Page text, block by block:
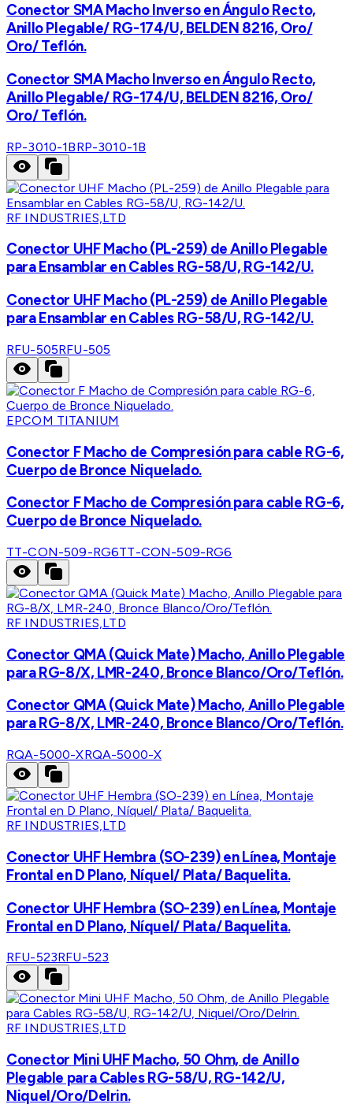
Conector SMA Macho Inverso en Ángulo Recto,
Anillo Plegable/ RG-174/U, BELDEN 8216, Oro/
Oro/ Teflón.
Conector SMA Macho Inverso en Ángulo Recto,
Anillo Plegable/ RG-174/U, BELDEN 8216, Oro/
Oro/ Teflón.
RP-3010-1BRP-3010-1B
RF INDUSTRIES,LTD
Conector UHF Macho (PL-259) de Anillo Plegable
para Ensamblar en Cables RG-58/U, RG-142/U.
Conector UHF Macho (PL-259) de Anillo Plegable
para Ensamblar en Cables RG-58/U, RG-142/U.
RFU-505RFU-505
EPCOM TITANIUM
Conector F Macho de Compresión para cable RG-6,
Cuerpo de Bronce Niquelado.
Conector F Macho de Compresión para cable RG-6,
Cuerpo de Bronce Niquelado.
TT-CON-509-RG6TT-CON-509-RG6
RF INDUSTRIES,LTD
Conector QMA (Quick Mate) Macho, Anillo Plegable
para RG-8/X, LMR-240, Bronce Blanco/Oro/Teflón.
Conector QMA (Quick Mate) Macho, Anillo Plegable
para RG-8/X, LMR-240, Bronce Blanco/Oro/Teflón.
RQA-5000-XRQA-5000-X
RF INDUSTRIES,LTD
Conector UHF Hembra (SO-239) en Línea, Montaje
Frontal en D Plano, Níquel/ Plata/ Baquelita.
Conector UHF Hembra (SO-239) en Línea, Montaje
Frontal en D Plano, Níquel/ Plata/ Baquelita.
RFU-523RFU-523
RF INDUSTRIES,LTD
Conector Mini UHF Macho, 50 Ohm, de Anillo
Plegable para Cables RG-58/U, RG-142/U,
Niquel/Oro/Delrin.